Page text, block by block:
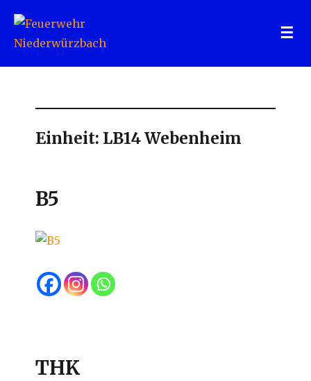
Feuerwehr Niederwürzbach
Einheit: LB14 Webenheim
B5
THK